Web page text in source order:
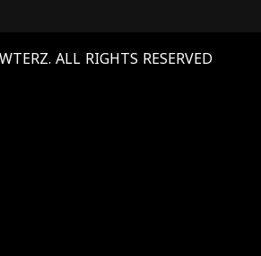
ALL RIGHTS RESERVED.